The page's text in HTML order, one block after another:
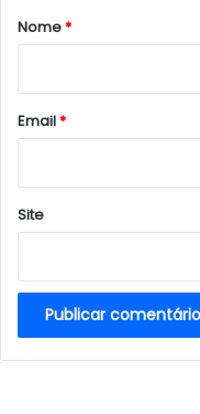
r
*
Nome*
Email*
Site